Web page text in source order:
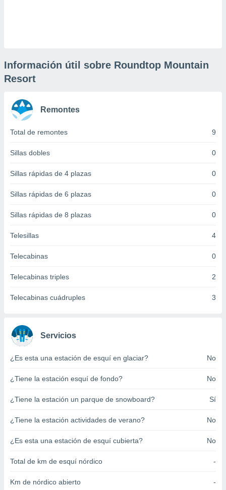
únicos
como
sitio
posible
traten tus
interés
Para
u
datos
en
en
un
datos
Información útil sobre Roundtop Mountain
Resort
Remontes
Total de remontes 9
Sillas dobles 0
Sillas rápidas de 4 plazas 0
Sillas rápidas de 6 plazas 0
Sillas rápidas de 8 plazas 0
Telesillas 4
Telecabinas 0
Telecabinas triples 2
Telecabinas cuádruples 3
Servicios
¿Es esta una estación de esquí en glaciar? No
¿Tiene la estación esquí de fondo? No
¿Tiene la estación un parque de snowboard? Sí
¿Tiene la estación actividades de verano? No
¿Es esta una estación de esquí cubierta? No
Total de km de esquí nórdico -
Km de nórdico abierto -